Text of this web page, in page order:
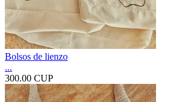
Bolsos de lienzo
...
300.00 CUP